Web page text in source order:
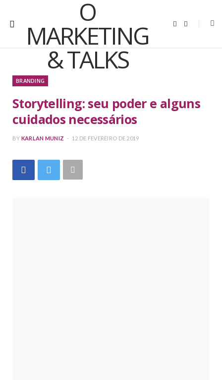
u
a
BRANDING
Storytelling: seu poder e alguns
cuidados necessários
BY KARLAN MUNIZ 12 DE FEVEREIRO DE 2019